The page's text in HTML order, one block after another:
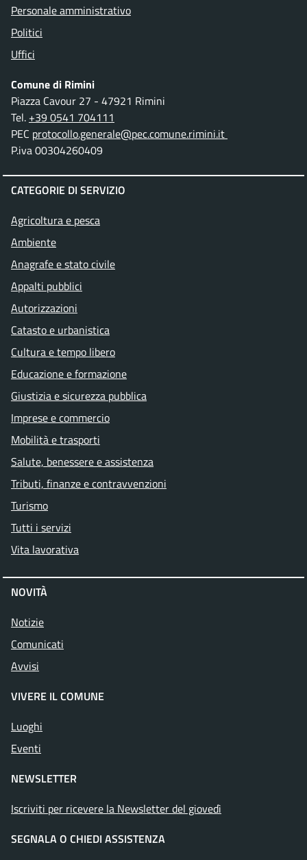
Personale amministrativo
Politici
Uffici
Comune di Rimini
Piazza Cavour 27 - 47921 Rimini
Tel. +39 0541 704111
PEC protocollo.generale@pec.comune.rimini.it
P.iva 00304260409
CATEGORIE DI SERVIZIO
Agricoltura e pesca
Ambiente
Anagrafe e stato civile
Appalti pubblici
Autorizzazioni
Catasto e urbanistica
Cultura e tempo libero
Educazione e formazione
Giustizia e sicurezza pubblica
Imprese e commercio
Mobilità e trasporti
Salute, benessere e assistenza
Tributi, finanze e contravvenzioni
Turismo
Tutti i servizi
Vita lavorativa
NOVITÀ
Notizie
Comunicati
Avvisi
VIVERE IL COMUNE
Luoghi
Eventi
NEWSLETTER
Iscriviti per ricevere la Newsletter del giovedì
SEGNALA O CHIEDI ASSISTENZA